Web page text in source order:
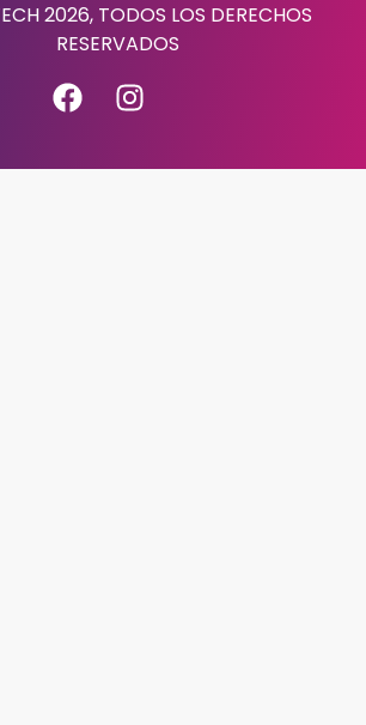
2026, TODOS LOS DERECHOS
RESERVADOS